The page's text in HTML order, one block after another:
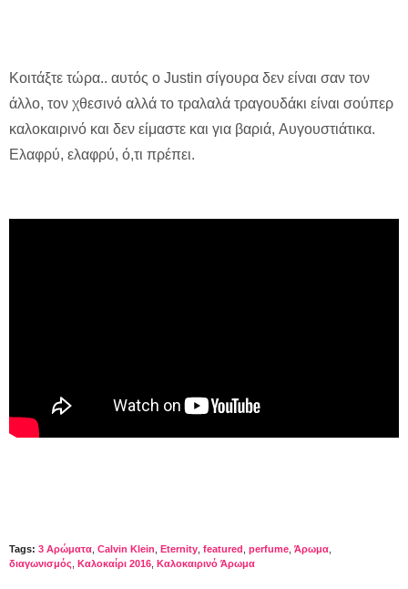
Κοιτάξτε τώρα.. αυτός ο Justin σίγουρα δεν είναι σαν τον
άλλο, τον χθεσινό αλλά το τραλαλά τραγουδάκι είναι σούπερ
καλοκαιρινό και δεν είμαστε και για βαριά, Aυγουστιάτικα.
Eλαφρύ, ελαφρύ, ό,τι πρέπει.
Tags: 3 Αρώματα, Calvin Klein, Eternity, featured , perfume, Άρωμα,
διαγωνισμός, Καλοκαίρι 2016, Καλοκαιρινό Άρωμα